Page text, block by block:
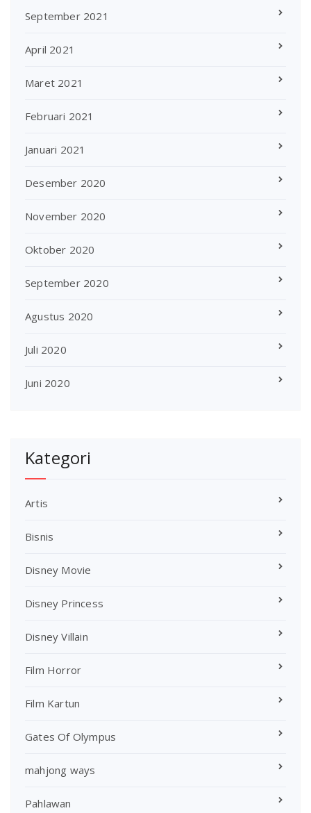
September 2021
April 2021
Maret 2021
Februari 2021
Januari 2021
Desember 2020
November 2020
Oktober 2020
September 2020
Agustus 2020
Juli 2020
Juni 2020
Kategori
Artis
Bisnis
Disney Movie
Disney Princess
Disney Villain
Film Horror
Film Kartun
Gates Of Olympus
mahjong ways
Pahlawan